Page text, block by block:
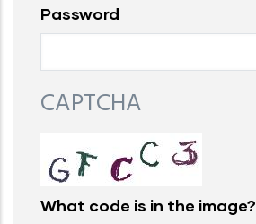
Password
CAPTCHA
What code is in the image?